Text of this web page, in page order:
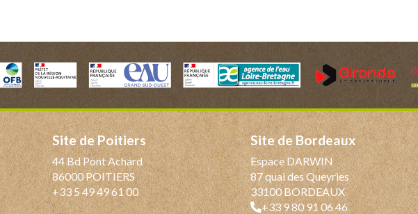
Site de Poitiers
44 Bd Pont Achard
86000 POITIERS
+33 5 49 49 61 00
Site de Bordeaux
Espace DARWIN
87 quai des Queyries
33100 BORDEAUX
+33 9 80 91 06 46